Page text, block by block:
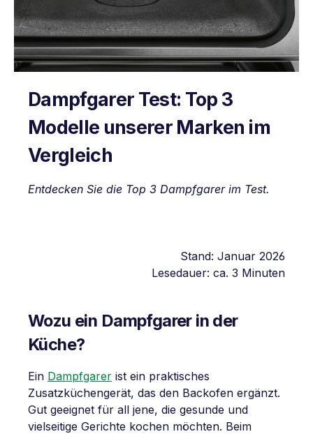
Dampfgarer Test: Top 3
Modelle unserer Marken im
Vergleich
Entdecken Sie die Top 3 Dampfgarer im Test.
Stand: Januar 2026
Lesedauer: ca. 3 Minuten
Wozu ein Dampfgarer in der
Küche?
Ein Dampfgarer ist ein praktisches
Zusatzküchengerät, das den Backofen ergänzt.
Gut geeignet für all jene, die gesunde und
vielseitige Gerichte kochen möchten. Beim